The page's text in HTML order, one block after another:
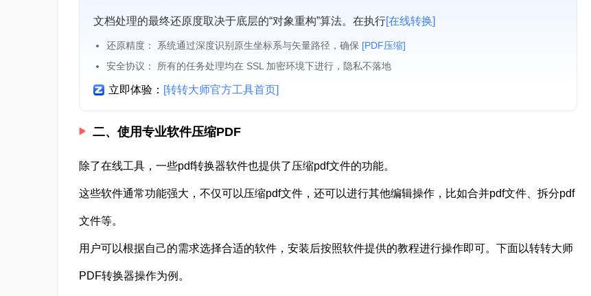
文档处理的最终还原度取决于底层的“对象重构”算法。在执行[在线转换]
还原精度： 系统通过深度识别原生坐标系与矢量路径，确保 [PDF压缩]
安全协议： 所有的任务处理均在 SSL 加密环境下进行，隐私不落地
立即体验： [转转大师官方工具首页]
二、使用专业软件压缩PDF
除了在线工具，一些pdf转换器软件也提供了压缩pdf文件的功能。
这些软件通常功能强大，不仅可以压缩pdf文件，还可以进行其他编辑操作，比如合并pdf文件、拆分pdf
文件等。
用户可以根据自己的需求选择合适的软件，安装后按照软件提供的教程进行操作即可。下面以转转大师
PDF转换器操作为例。